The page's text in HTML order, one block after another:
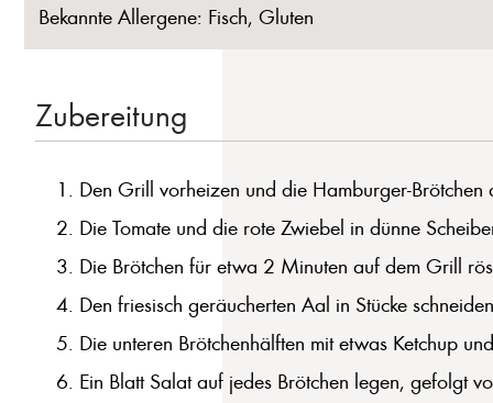
Bekannte Allergene: Fisch, Gluten
Zubereitung
Den Grill vorheizen und die Hamburger-Brötchen
Die Tomate und die rote Zwiebel in dünne
Die Brötchen für etwa 2 Minuten auf dem Grill
Den friesisch geräucherten Aal in Stücke
Die unteren Brötchenhälften mit etwas Ketchup
Ein Blatt Salat auf jedes Brötchen legen, gefolgt